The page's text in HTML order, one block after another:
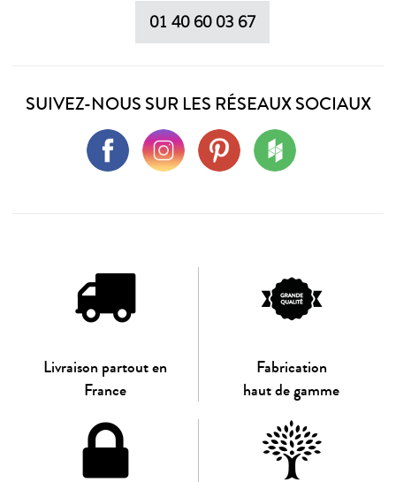
01 40 60 03 67
SUIVEZ-NOUS SUR LES RÉSEAUX SOCIAUX
Livraison partout en
France
Fabrication
haut de gamme